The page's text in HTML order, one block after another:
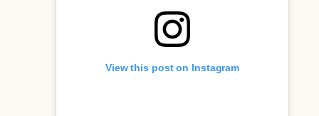
View this post on Instagram